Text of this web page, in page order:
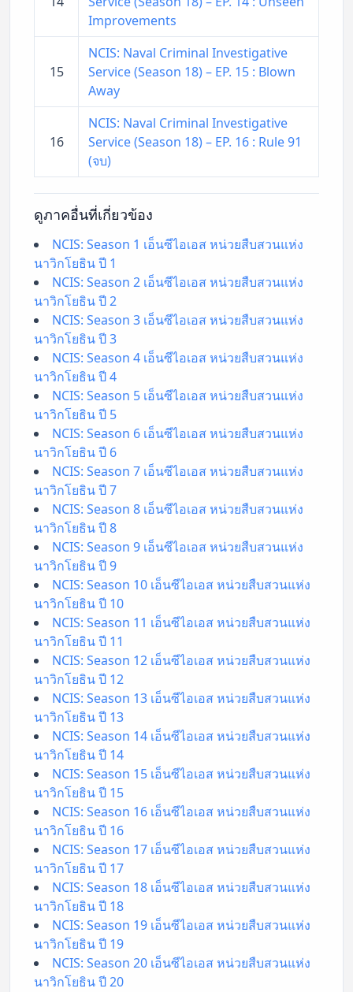
Improvements
15
NCIS: Naval Criminal Investigative
Service (Season 18) – EP. 15 : Blown
Away
16
NCIS: Naval Criminal Investigative
Service (Season 18) – EP. 16 : Rule 91
(จบ)
ดูภาคอื่นที่เกี่ยวข้อง
NCIS: Season 1 เอ็นซีไอเอส หน่วยสืบสวนแห่ง
นาวิกโยธิน ปี 1
NCIS: Season 2 เอ็นซีไอเอส หน่วยสืบสวนแห่ง
นาวิกโยธิน ปี 2
NCIS: Season 3 เอ็นซีไอเอส หน่วยสืบสวนแห่ง
นาวิกโยธิน ปี 3
NCIS: Season 4 เอ็นซีไอเอส หน่วยสืบสวนแห่ง
นาวิกโยธิน ปี 4
NCIS: Season 5 เอ็นซีไอเอส หน่วยสืบสวนแห่ง
นาวิกโยธิน ปี 5
NCIS: Season 6 เอ็นซีไอเอส หน่วยสืบสวนแห่ง
นาวิกโยธิน ปี 6
NCIS: Season 7 เอ็นซีไอเอส หน่วยสืบสวนแห่ง
นาวิกโยธิน ปี 7
NCIS: Season 8 เอ็นซีไอเอส หน่วยสืบสวนแห่ง
นาวิกโยธิน ปี 8
NCIS: Season 9 เอ็นซีไอเอส หน่วยสืบสวนแห่ง
นาวิกโยธิน ปี 9
NCIS: Season 10 เอ็นซีไอเอส หน่วยสืบสวนแห่ง
นาวิกโยธิน ปี 10
NCIS: Season 11 เอ็นซีไอเอส หน่วยสืบสวนแห่ง
นาวิกโยธิน ปี 11
NCIS: Season 12 เอ็นซีไอเอส หน่วยสืบสวนแห่ง
นาวิกโยธิน ปี 12
NCIS: Season 13 เอ็นซีไอเอส หน่วยสืบสวนแห่ง
นาวิกโยธิน ปี 13
NCIS: Season 14 เอ็นซีไอเอส หน่วยสืบสวนแห่ง
นาวิกโยธิน ปี 14
NCIS: Season 15 เอ็นซีไอเอส หน่วยสืบสวนแห่ง
นาวิกโยธิน ปี 15
NCIS: Season 16 เอ็นซีไอเอส หน่วยสืบสวนแห่ง
นาวิกโยธิน ปี 16
NCIS: Season 17 เอ็นซีไอเอส หน่วยสืบสวนแห่ง
นาวิกโยธิน ปี 17
NCIS: Season 18 เอ็นซีไอเอส หน่วยสืบสวนแห่ง
นาวิกโยธิน ปี 18
NCIS: Season 19 เอ็นซีไอเอส หน่วยสืบสวนแห่ง
นาวิกโยธิน ปี 19
NCIS: Season 20 เอ็นซีไอเอส หน่วยสืบสวนแห่ง
นาวิกโยธิน ปี 20